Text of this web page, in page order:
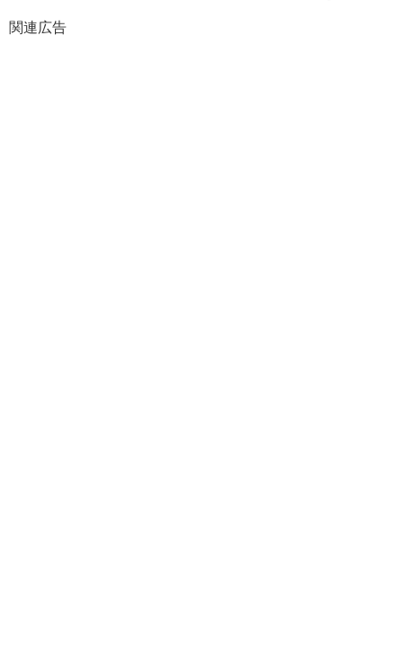
関連広告